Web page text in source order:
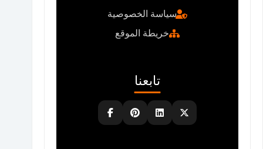
سياسة الخصوصية
خريطة الموقع
تابعنا